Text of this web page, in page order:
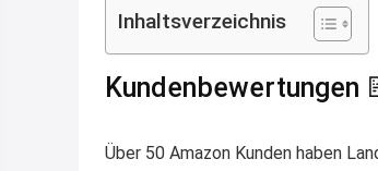
Inhaltsverzeichnis
Kundenbewertungen
Über 50 Amazon Kunden haben